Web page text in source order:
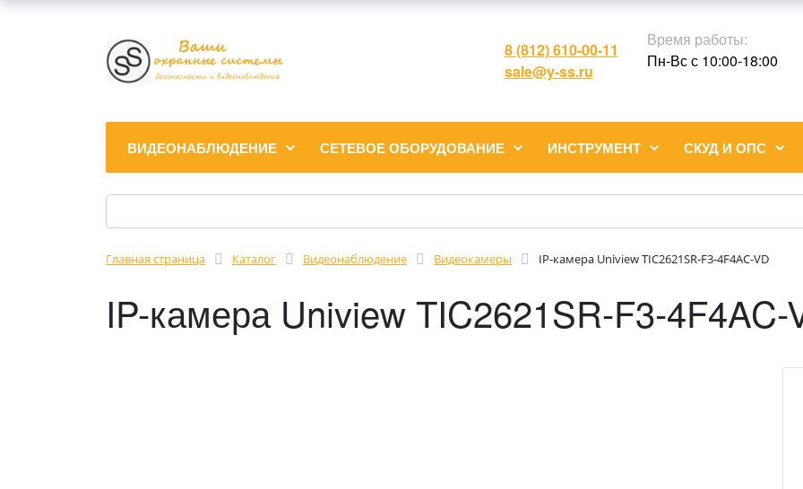
8 (812) 610-00-11
sale@y-ss.ru
Время работы:
Пн-Вс с 10:00-18:00
ВИДЕОНАБЛЮДЕНИЕ СЕТЕВОЕ ОБОРУДОВАНИЕ ИНСТРУМЕНТ СКУД И ОПС
Главная страница Каталог Видеонаблюдение Видеокамеры IP-камера Uniview TIC2621SR-F3-4F4AC-VD
IP-камера Uniview TIC2621SR-F3-4F4AC-